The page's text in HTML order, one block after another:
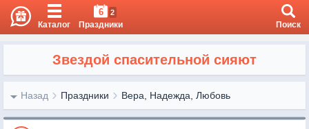
Каталог
6 2
Праздники Поиск
Звездой спасительной сияют
Назад Праздники Вера, Надежда, Любовь